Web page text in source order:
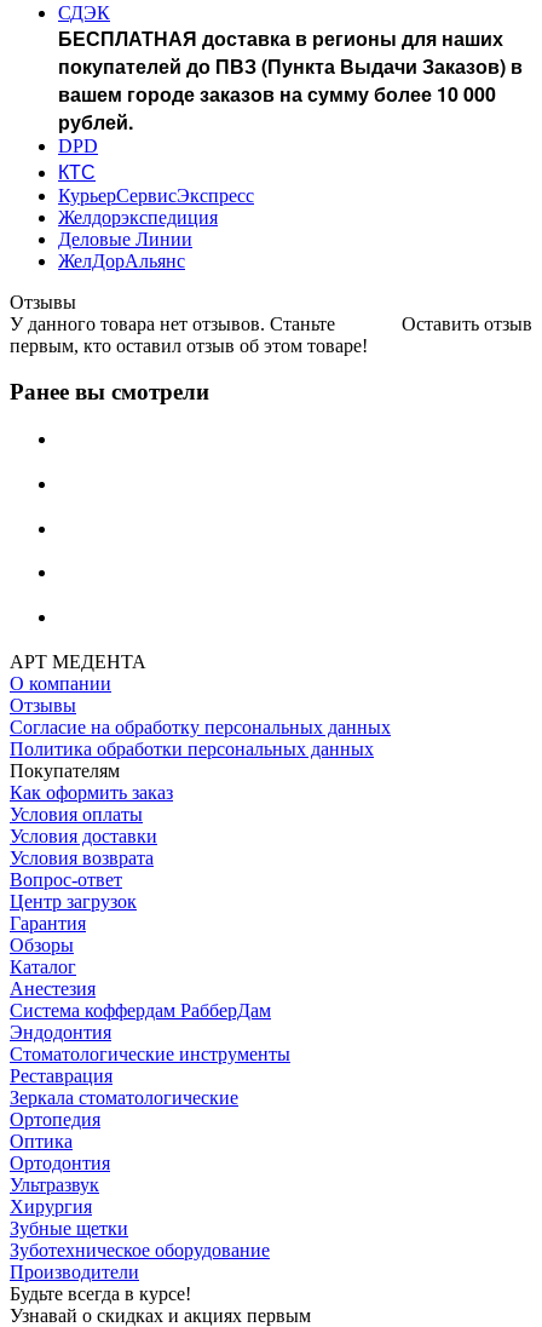
СДЭК
БЕСПЛАТНАЯ доставка в регионы для наших
покупателей до ПВЗ (Пункта Выдачи Заказов) в
вашем городе заказов на сумму более 10 000
рублей.
DPD
КТС
КурьерСервисЭкспресс
Желдорэкспедиция
Деловые Линии
ЖелДорАльянс
Отзывы
Оставить отзыв
У данного товара нет отзывов. Станьте
первым, кто оставил отзыв об этом товаре!
Ранее вы смотрели
АРТ МЕДЕНТА
О компании
Отзывы
Согласие на обработку персональных данных
Политика обработки персональных данных
Покупателям
Как оформить заказ
Условия оплаты
Условия доставки
Условия возврата
Вопрос-ответ
Центр загрузок
Гарантия
Обзоры
Каталог
Анестезия
Система коффердам РабберДам
Эндодонтия
Стоматологические инструменты
Реставрация
Зеркала стоматологические
Ортопедия
Оптика
Ортодонтия
Ультразвук
Хирургия
Зубные щетки
Зуботехническое оборудование
Производители
Будьте всегда в курсе!
Узнавай о скидках и акциях первым